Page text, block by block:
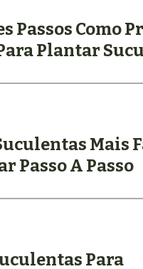
Passos Como
Plantar
Mais
Passo A Passo
Para